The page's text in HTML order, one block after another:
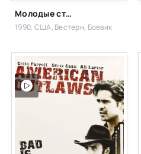
Молодые стрелки 2
1990, США, Вестерн, Боевик